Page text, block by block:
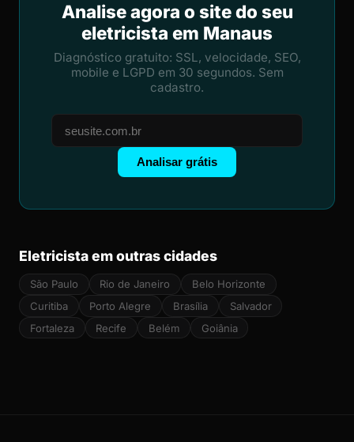
Analise agora o site do seu
eletricista em Manaus
Diagnóstico gratuito: SSL, velocidade, SEO,
mobile e LGPD em 30 segundos. Sem
cadastro.
Analisar grátis
Eletricista em outras cidades
São Paulo Rio de Janeiro
Belo Horizonte
Curitiba
Porto Alegre Brasília
Salvador
Fortaleza
Recife Belém Goiânia